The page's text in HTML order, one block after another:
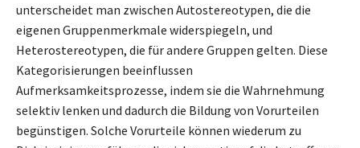
unterscheidet man zwischen Autostereotypen, die die
eigenen Gruppenmerkmale widerspiegeln, und
Heterostereotypen, die für andere Gruppen gelten. Diese
Kategorisierungen beeinflussen
Aufmerksamkeitsprozesse, indem sie die Wahrnehmung
selektiv lenken und dadurch die Bildung von Vorurteilen
begünstigen. Solche Vorurteile können wiederum zu